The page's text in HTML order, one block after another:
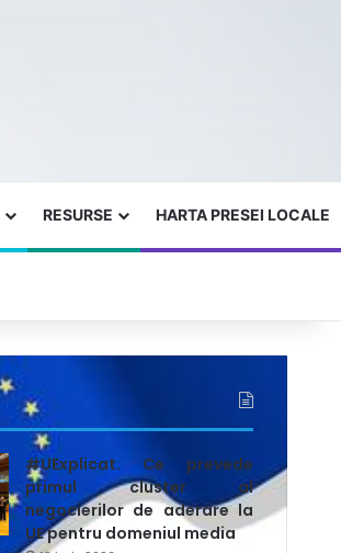
RESURSE HARTA PRESEI LOCALE
#UExplicat. Ce prevede
primul cluster al
negocierilor de aderare la
UE pentru domeniul media